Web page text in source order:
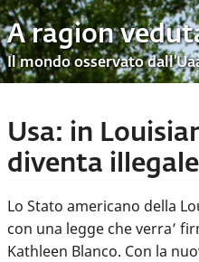
A ragion
Il mondo osservato
Usa: in
diventa illegale
Lo Stato americano della
con una legge che verra’
Kathleen Blanco. Con la